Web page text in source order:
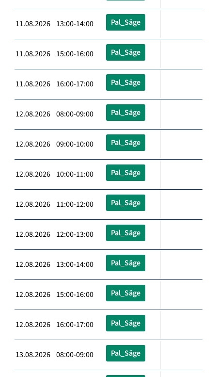
11.08.2026 13:00-14:00 Pal_Säge
11.08.2026 15:00-16:00 Pal_Säge
11.08.2026 16:00-17:00 Pal_Säge
12.08.2026 08:00-09:00 Pal_Säge
12.08.2026 09:00-10:00 Pal_Säge
12.08.2026 10:00-11:00 Pal_Säge
12.08.2026 11:00-12:00 Pal_Säge
12.08.2026 12:00-13:00 Pal_Säge
12.08.2026 13:00-14:00 Pal_Säge
12.08.2026 15:00-16:00 Pal_Säge
12.08.2026 16:00-17:00 Pal_Säge
13.08.2026 08:00-09:00 Pal_Säge